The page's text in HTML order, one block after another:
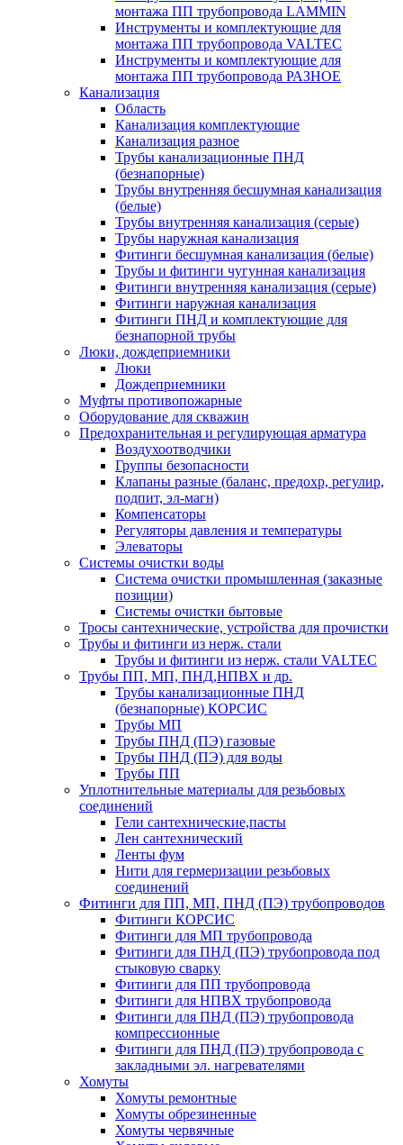
монтажа ПП трубопровода LAMMIN
Инструменты и комплектующие для
монтажа ПП трубопровода VALTEC
Инструменты и комплектующие для
монтажа ПП трубопровода РАЗНОЕ
Канализация
Область
Канализация комплектующие
Канализация разное
Трубы канализационные ПНД
(безнапорные)
Трубы внутренняя бесшумная канализация
(белые)
Трубы внутренняя канализация (серые)
Трубы наружная канализация
Фитинги бесшумная канализация (белые)
Трубы и фитинги чугунная канализация
Фитинги внутренняя канализация (серые)
Фитинги наружная канализация
Фитинги ПНД и комплектующие для
безнапорной трубы
Люки, дождеприемники
Люки
Дождеприемники
Муфты противопожарные
Оборудование для скважин
Предохранительная и регулирующая арматура
Воздухоотводчики
Группы безопасности
Клапаны разные (баланс, предохр, регулир,
подпит, эл-магн)
Компенсаторы
Регуляторы давления и температуры
Элеваторы
Системы очистки воды
Система очистки промышленная (заказные
позиции)
Системы очистки бытовые
Тросы сантехнические, устройства для прочистки
Трубы и фитинги из нерж. стали
Трубы и фитинги из нерж. стали VALTEC
Трубы ПП, МП, ПНД,НПВХ и др.
Трубы канализационные ПНД
(безнапорные) КОРСИС
Трубы МП
Трубы ПНД (ПЭ) газовые
Трубы ПНД (ПЭ) для воды
Трубы ПП
Уплотнительные материалы для резьбовых
соединений
Гели сантехнические,пасты
Лен сантехнический
Ленты фум
Нити для гермеризации резьбовых
соединений
Фитинги для ПП, МП, ПНД (ПЭ) трубопроводов
Фитинги КОРСИС
Фитинги для МП трубопровода
Фитинги для ПНД (ПЭ) трубопровода под
стыковую сварку
Фитинги для ПП трубопровода
Фитинги для НПВХ трубопровода
Фитинги для ПНД (ПЭ) трубопровода
компрессионные
Фитинги для ПНД (ПЭ) трубопровода с
закладными эл. нагревателями
Хомуты
Хомуты ремонтные
Хомуты обрезиненные
Хомуты червячные